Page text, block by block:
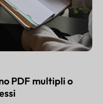
PDF multipli o